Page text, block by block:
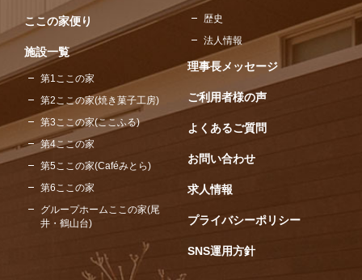
ここの家便り
施設一覧
第1ここの家
第2ここの家(焼き菓子工房)
第3ここの家(ここふる)
第4ここの家
第5ここの家(Caféみとら)
第6ここの家
グループホームここの家(尾
井・鶴山台)
歴史
法人情報
理事長メッセージ
ご利用者様の声
よくあるご質問
お問い合わせ
求人情報
プライバシーポリシー
SNS運用方針